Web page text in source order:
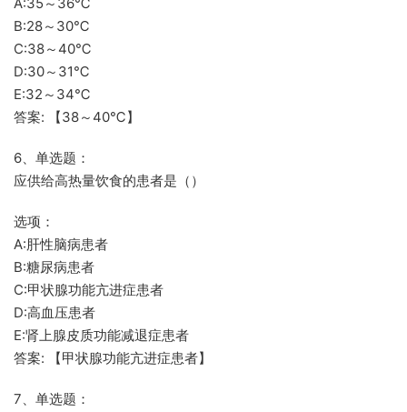
B:28～30℃
C:38～40℃
D:30～31℃
E:32～34℃
答案: 【38～40℃】
6、单选题：
应供给高热量饮食的患者是（）
选项：
A:肝性脑病患者
B:糖尿病患者
C:甲状腺功能亢进症患者
D:高血压患者
E:肾上腺皮质功能减退症患者
答案: 【甲状腺功能亢进症患者】
7、单选题：